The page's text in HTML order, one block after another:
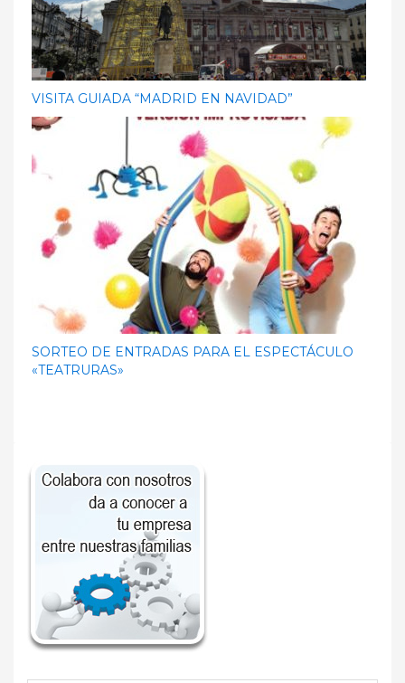
VISITA GUIADA “MADRID EN NAVIDAD”
SORTEO DE ENTRADAS PARA EL ESPECTÁCULO
«TEATRURAS»